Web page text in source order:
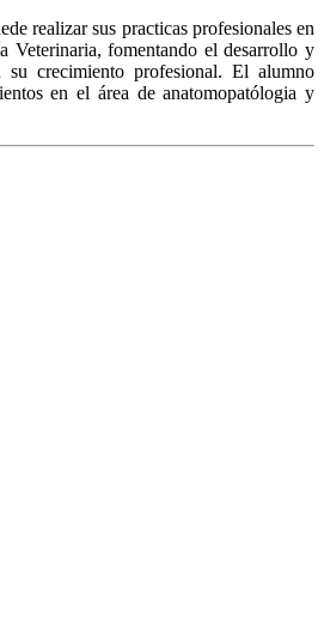
realizar sus practicas profesionales en
Veterinaria, fomentando el desarrollo y
su crecimiento profesional. El alumno
en el área de anatomopatólogia y